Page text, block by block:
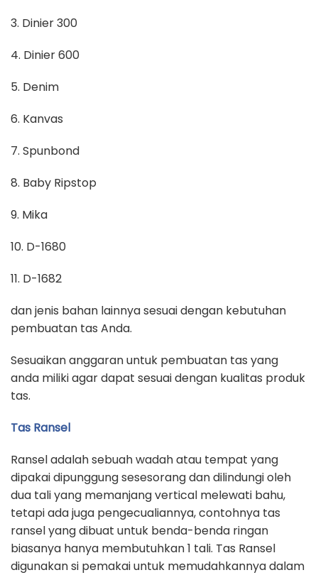
3. Dinier 300
4. Dinier 600
5. Denim
6. Kanvas
7. Spunbond
8. Baby Ripstop
9. Mika
10. D-1680
11. D-1682
dan jenis bahan lainnya sesuai dengan kebutuhan
pembuatan tas Anda.
Sesuaikan anggaran untuk pembuatan tas yang
anda miliki agar dapat sesuai dengan kualitas produk
tas.
Tas Ransel
Ransel adalah sebuah wadah atau tempat yang
dipakai dipunggung sesesorang dan dilindungi oleh
dua tali yang memanjang vertical melewati bahu,
tetapi ada juga pengecualiannya, contohnya tas
ransel yang dibuat untuk benda-benda ringan
biasanya hanya membutuhkan 1 tali. Tas Ransel
digunakan si pemakai untuk memudahkannya dalam